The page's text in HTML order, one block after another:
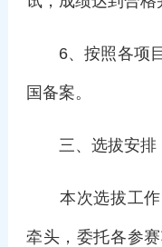
6、按照各项目
国备案。
三、选拔安排
本次选拔工作
牵头，委托各参